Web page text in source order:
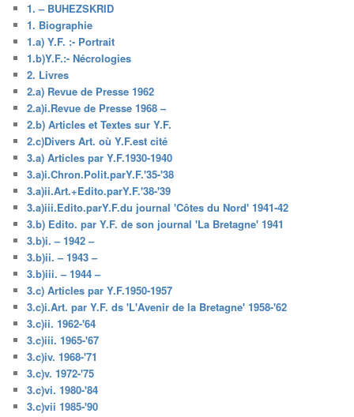
1. – BUHEZSKRID
1. Biographie
1.a) Y.F. :- Portrait
1.b)Y.F.:- Nécrologies
2. Livres
2.a) Revue de Presse 1962
2.a)i.Revue de Presse 1968 –
2.b) Articles et Textes sur Y.F.
2.c)Divers Art. où Y.F.est cité
3.a) Articles par Y.F.1930-1940
3.a)i.Chron.Polit.parY.F.'35-'38
3.a)ii.Art.+Edito.parY.F.'38-'39
3.a)iii.Edito.parY.F.du journal 'Côtes du Nord' 1941-42
3.b) Edito. par Y.F. de son journal 'La Bretagne' 1941
3.b)i. – 1942 –
3.b)ii. – 1943 –
3.b)iii. – 1944 –
3.c) Articles par Y.F.1950-1957
3.c)i.Art. par Y.F. ds 'L'Avenir de la Bretagne' 1958-'62
3.c)ii. 1962-'64
3.c)iii. 1965-'67
3.c)iv. 1968-'71
3.c)v. 1972-'75
3.c)vi. 1980-'84
3.c)vii 1985-'90